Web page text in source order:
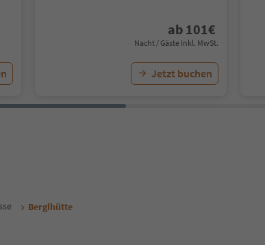
ab 101€
Nacht / Gäste Inkl. MwSt.
Jetzt buchen
Berglhütte